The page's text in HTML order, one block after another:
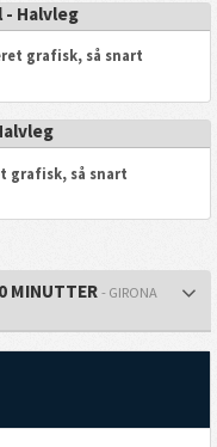
- Halvleg
grafisk, så snart
grafisk, så snart
MINUTTER - GIRONA